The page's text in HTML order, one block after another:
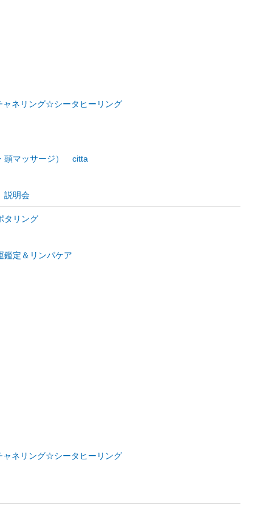
ネリング☆シータヒーリング
マッサージ） citta
説明会
タリング
鑑定＆リンパケア
ネリング☆シータヒーリング